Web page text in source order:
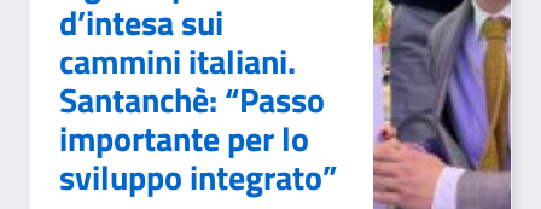
d’intesa sui
cammini italiani.
Santanchè: “Passo
importante per lo
sviluppo integrato”